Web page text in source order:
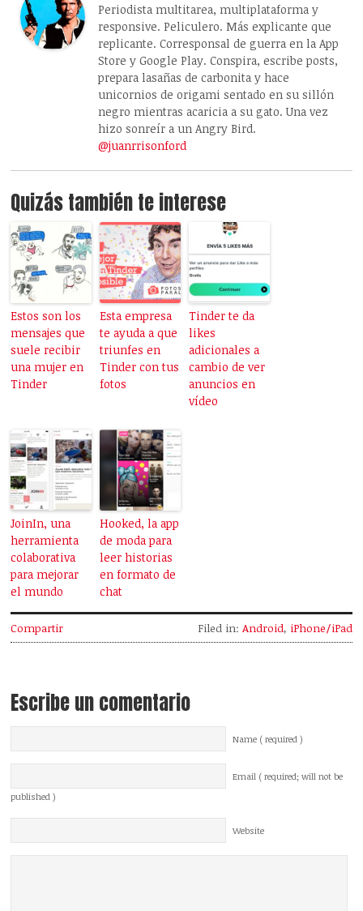
Periodista multitarea, multiplataforma y
responsive. Peliculero. Más explicante que
replicante. Corresponsal de guerra en la App
Store y Google Play. Conspira, escribe posts,
prepara lasañas de carbonita y hace
unicornios de origami sentado en su sillón
negro mientras acaricia a su gato. Una vez
hizo sonreír a un Angry Bird.
@juanrrisonford
Quizás también te interese
Estos son los
mensajes que
suele recibir
una mujer en
Tinder
Esta empresa
te ayuda a que
triunfes en
Tinder con tus
fotos
Tinder te da
likes
adicionales a
cambio de ver
anuncios en
vídeo
JoinIn, una
herramienta
colaborativa
para mejorar
el mundo
Hooked, la app
de moda para
leer historias
en formato de
chat
Compartir Filed in: Android, iPhone/iPad
Escribe un comentario
Name ( required )
Email ( required; will not be
published )
Website